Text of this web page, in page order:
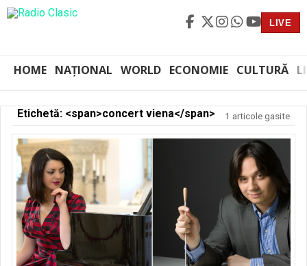
LIVE
HOME NAȚIONAL WORLD ECONOMIE CULTURĂ
Etichetă: <span>concert viena</span> 1 articole gasite